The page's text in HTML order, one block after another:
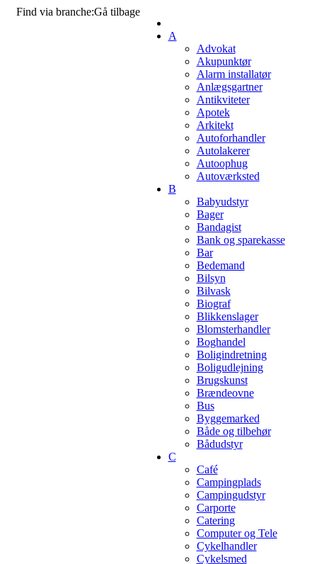
Find via branche:Gå tilbage
A
Advokat
Akupunktør
Alarm installatør
Anlægsgartner
Antikviteter
Apotek
Arkitekt
Autoforhandler
Autolakerer
Autoophug
Autoværksted
B
Babyudstyr
Bager
Bandagist
Bank og sparekasse
Bar
Bedemand
Bilsyn
Bilvask
Biograf
Blikkenslager
Blomsterhandler
Boghandel
Boligindretning
Boligudlejning
Brugskunst
Brændeovne
Bus
Byggemarked
Både og tilbehør
Bådudstyr
C
Café
Campingplads
Campingudstyr
Carporte
Catering
Computer og Tele
Cykelhandler
Cykelsmed